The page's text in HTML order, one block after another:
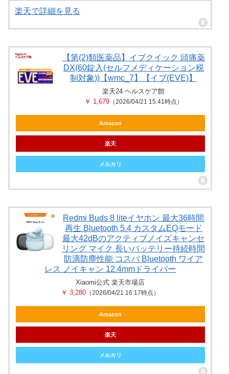
楽天で詳細を見る
【第(2)類医薬品】イブクイック 頭痛薬
DX(60錠入(セルフメディケーション税
制対象))【wmc_7】【イブ(EVE)】
楽天24 ヘルスケア館
￥ 1,679（2026/04/21 15:41時点）
Amazon
楽天
メルカリ
Redmi Buds 8 liteイヤホン 最大36時間
再生 Bluetooth 5.4 カスタムEQモード
最大42dBのアクティブノイズキャンセ
リング マイク 長いバッテリー持続時間
防滴防塵性能 コスパ Bluetooth ワイア
レス ノイキャン 12.4mmドライバー
Xiaomi公式 楽天市場店
￥ 3,280 （2026/04/21 16:17時点）
Amazon
楽天
メルカリ